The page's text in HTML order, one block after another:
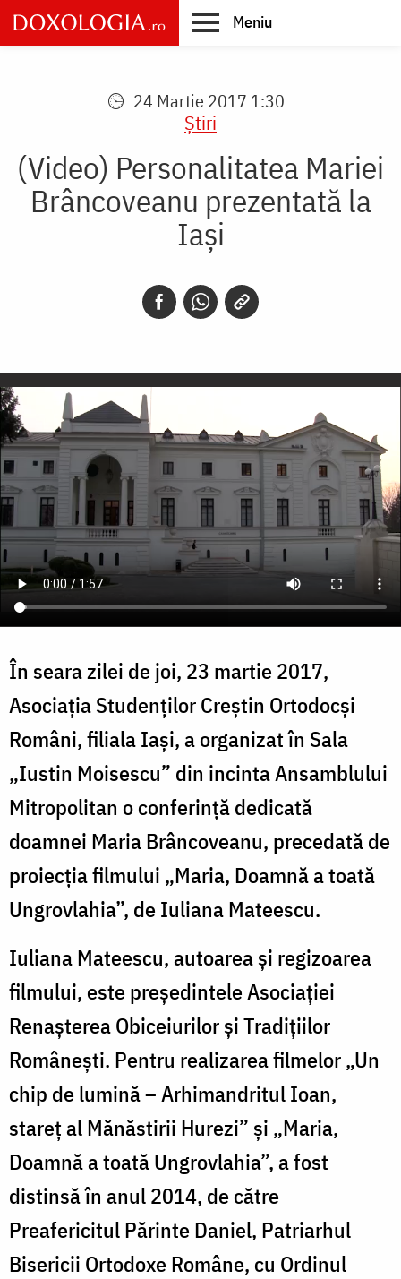
Skip
to
main
Meniu
24 Martie 2017 1:30
Știri
(Video) Personalitatea Mariei
Brâncoveanu prezentată la
Iași
În seara zilei de joi, 23 martie 2017,
Asociația Studenților Creștin Ortodocși
Români, filiala Iași, a organizat în Sala
„Iustin Moisescu” din incinta Ansamblului
Mitropolitan o conferință dedicată
doamnei Maria Brâncoveanu, precedată de
proiecția filmului „Maria, Doamnă a toată
Ungrovlahia”, de Iuliana Mateescu.
Iuliana Mateescu, autoarea și regizoarea
filmului, este președintele Asociației
Renașterea Obiceiurilor și Tradițiilor
Românești. Pentru realizarea filmelor „Un
chip de lumină – Arhimandritul Ioan,
stareț al Mănăstirii Hurezi” și „Maria,
Doamnă a toată Ungrovlahia”, a fost
distinsă în anul 2014, de către
Preafericitul Părinte Daniel, Patriarhul
Bisericii Ortodoxe Române, cu Ordinul